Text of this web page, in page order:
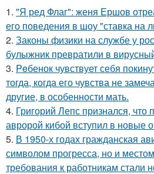
1. "Я ред Флаг": женя Ершов
его поведения в шоу "ставка на
2. Законы физики на службе у
булыжник превратили в
3. Peбенок чувствует себя
тогда, когда его чувства не
другие, в особенности мать.
4. Григорий Лепс признался, что
авророй кибой вступил в новые
5. В 1950-х годах гражданская
символом прогресса, но и
требования к работникам стали